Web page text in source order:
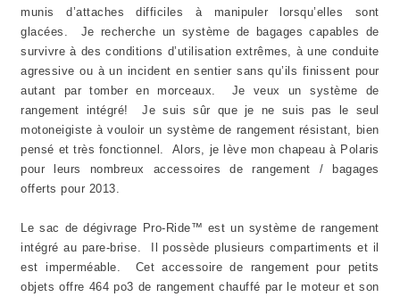
munis d’attaches difficiles à manipuler lorsqu’elles sont
glacées. Je recherche un système de bagages capables de
survivre à des conditions d’utilisation extrêmes, à une conduite
agressive ou à un incident en sentier sans qu’ils finissent pour
autant par tomber en morceaux. Je veux un système de
rangement intégré! Je suis sûr que je ne suis pas le seul
motoneigiste à vouloir un système de rangement résistant, bien
pensé et très fonctionnel. Alors, je lève mon chapeau à Polaris
pour leurs nombreux accessoires de rangement / bagages
offerts pour 2013.
Le sac de dégivrage Pro-Ride™ est un système de rangement
intégré au pare-brise. Il possède plusieurs compartiments et il
est imperméable. Cet accessoire de rangement pour petits
objets offre 464 po3 de rangement chauffé par le moteur et son